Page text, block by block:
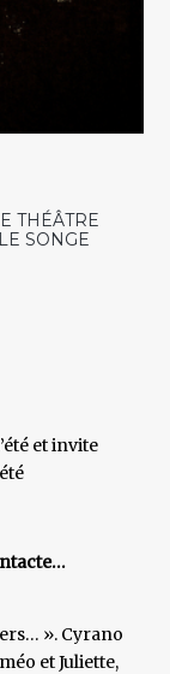
THÉÂTRE
SONGE
et invite
». Cyrano
et Juliette,